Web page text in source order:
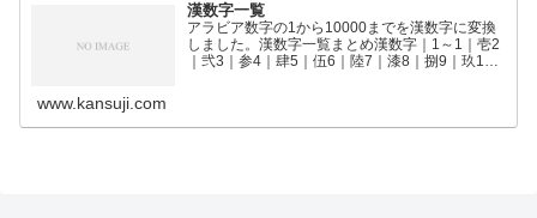
漢数字一覧
アラビア数字の1から10000までを漢数字に変換
しました。漢数字一覧まとめ漢数字｜1～1｜壱2
｜弐3｜参4｜肆5｜伍6｜陸7｜漆8｜捌9｜玖10
www.kansuji.com